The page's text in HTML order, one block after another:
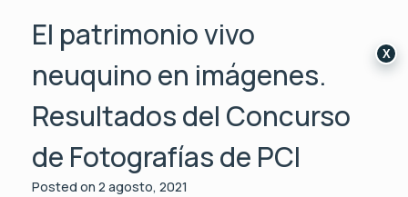
El patrimonio vivo
neuquino en imágenes.
Resultados del Concurso
de Fotografías de PCI
Posted on 2 agosto, 2021
X